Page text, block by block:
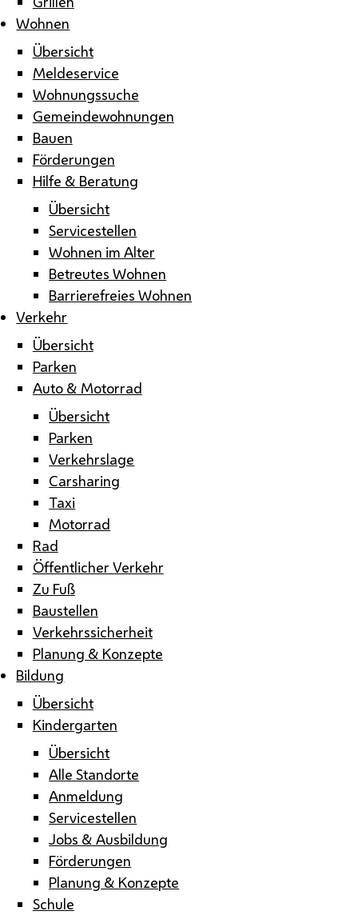
Wohnen
Übersicht
Meldeservice
Wohnungssuche
Gemeindewohnungen
Bauen
Förderungen
Hilfe & Beratung
Übersicht
Servicestellen
Wohnen im Alter
Betreutes Wohnen
Barrierefreies Wohnen
Verkehr
Übersicht
Parken
Auto & Motorrad
Übersicht
Parken
Verkehrslage
Carsharing
Taxi
Motorrad
Rad
Öffentlicher Verkehr
Zu Fuß
Baustellen
Verkehrssicherheit
Planung & Konzepte
Bildung
Übersicht
Kindergarten
Übersicht
Alle Standorte
Anmeldung
Servicestellen
Jobs & Ausbildung
Förderungen
Planung & Konzepte
Schule